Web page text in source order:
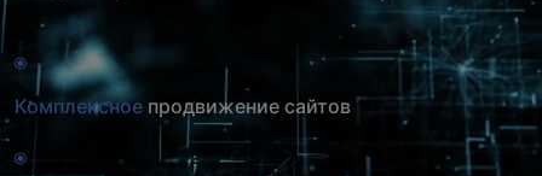
Комплексное продвижение сайтов